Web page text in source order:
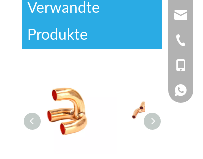
Verwandte
Produkte
+ 86-
+86 -